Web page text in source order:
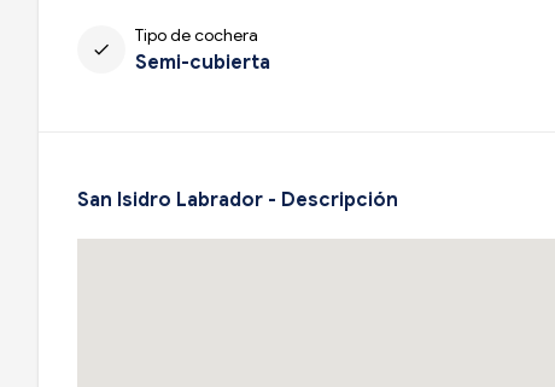
check
Tipo de cochera
Semi-cubierta
San Isidro Labrador - Descripción